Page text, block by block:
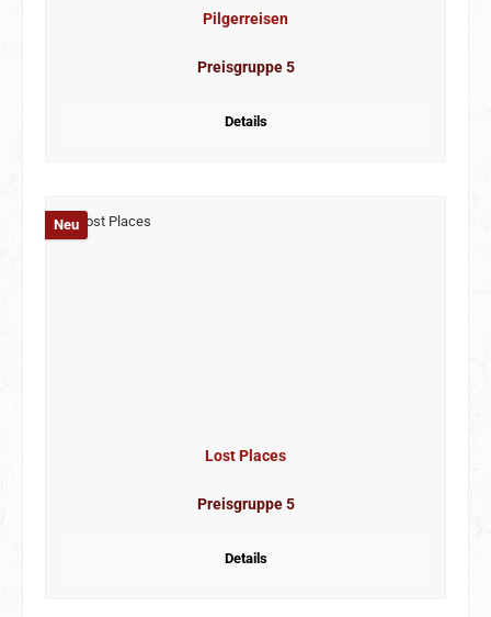
Pilgerreisen
Preisgruppe 5
Details
Neu
Lost Places
Preisgruppe 5
Details